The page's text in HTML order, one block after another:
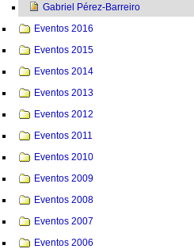
Gabriel Pérez-Barreiro
Eventos 2016
Eventos 2015
Eventos 2014
Eventos 2013
Eventos 2012
Eventos 2011
Eventos 2010
Eventos 2009
Eventos 2008
Eventos 2007
Eventos 2006